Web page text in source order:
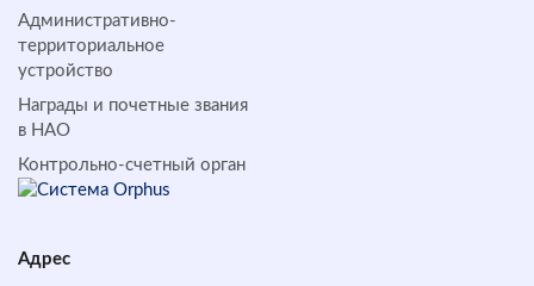
Административно-
территориальное
устройство
Награды и почетные звания
в НАО
Контрольно-счетный орган
Адрес